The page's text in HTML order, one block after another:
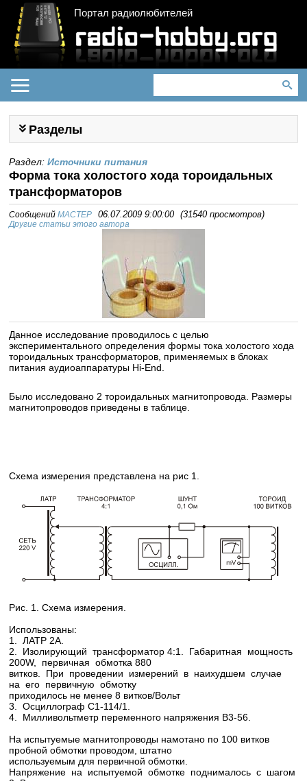
Портал радиолюбителей
Разделы
Раздел:Источники питания
Форма тока холостого хода тороидальных
трансформаторов
СообщенийMACTEP 06.07.2009 9:00:00 (31540 просмотров)
Другие статьи этого автора
Данное исследование проводилось с целью
экспериментального определения формы тока холостого хода
тороидальных трансформаторов, применяемых в блоках
питания аудиоаппаратуры Hi-End.
Было исследовано 2 тороидальных магнитопровода. Размеры
магнитопроводов приведены в таблице.
Схема измерения представлена на рис 1.
Рис. 1. Схема измерения.
Использованы:
1. ЛАТР 2А.
2. Изолирующий трансформатор 4:1. Габаритная мощность
200W, первичная обмотка 880
витков. При проведении измерений в наихудшем случае
на его первичную обмотку
приходилось не менее 8 витков/Вольт
3. Осциллограф С1-114/1.
4. Милливольтметр переменного напряжения В3-56.
На испытуемые магнитопроводы намотано по 100 витков
пробной обмотки проводом, штатно
используемым для первичной обмотки.
Напряжение на испытуемой обмотке поднималось с шагом